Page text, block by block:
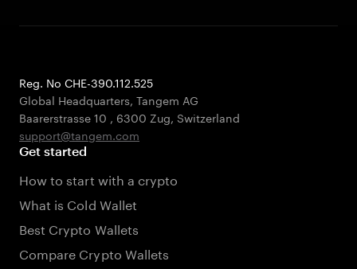
Reg. No CHE-390.112.525
Global Headquarters, Tangem AG
Baarerstrasse 10 , 6300 Zug, Switzerland
support@tangem.com
Get started
How to start with a crypto
What is Cold Wallet
Best Crypto Wallets
Compare Crypto Wallets